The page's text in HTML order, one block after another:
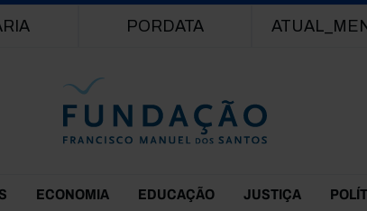
PORDATA
ECONOMIA EDUCAÇÃO JUSTIÇA